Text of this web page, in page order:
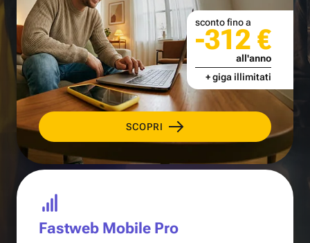
SCOPRI
sconto fino a
-312 €
all'anno
+ giga illimitati
Fastweb Mobile Pro